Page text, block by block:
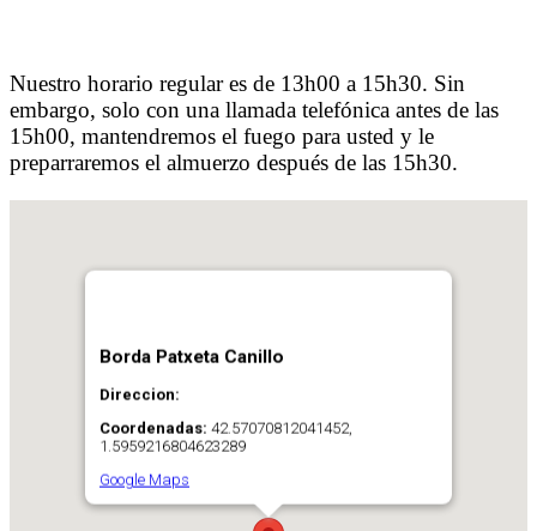
Nuestro horario regular es de 13h00 a 15h30. Sin
embargo, solo con una llamada telefónica antes de las
15h00, mantendremos el fuego para usted y le
preparraremos el almuerzo después de las 15h30.
Borda Patxeta Canillo
Direccion:
Coordenadas: 42.57070812041452,
1.5959216804623289
Google Maps